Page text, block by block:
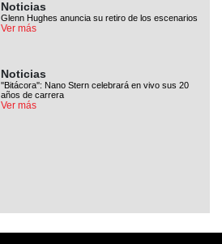
Noticias
Glenn Hughes anuncia su retiro de los escenarios
Ver más
Noticias
''Bitácora'': Nano Stern celebrará en vivo sus 20
años de carrera
Ver más